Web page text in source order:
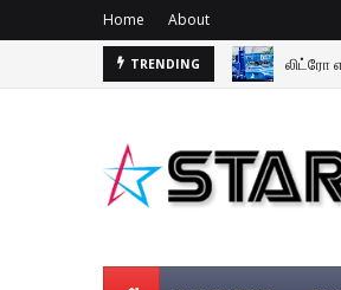
Home About
TRENDING லிட்ரோ